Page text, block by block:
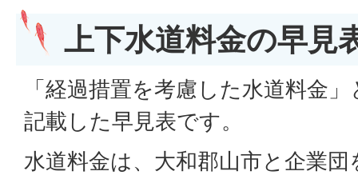
上下水道料金の早見
「経過措置を考慮した水道料金
記載した早見表です。
水道料金は、大和郡山市と企業